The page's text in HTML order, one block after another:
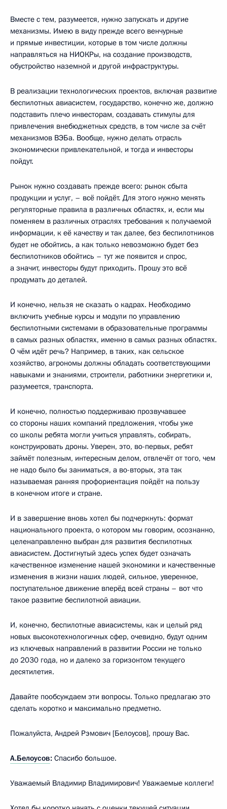
Вместе с тем, разумеется, нужно запускать и другие
механизмы. Имею в виду прежде всего венчурные
и прямые инвестиции, которые в том числе должны
направляться на НИОКРы, на создание производств,
обустройство наземной и другой инфраструктуры.
В реализации технологических проектов, включая развитие
беспилотных авиасистем, государство, конечно же, должно
подставить плечо инвесторам, создавать стимулы для
привлечения внебюджетных средств, в том числе за счёт
механизмов ВЭБа. Вообще, нужно делать отрасль
экономически привлекательной, и тогда и инвесторы
пойдут.
Рынок нужно создавать прежде всего: рынок сбыта
продукции и услуг, – всё пойдёт. Для этого нужно менять
регуляторные правила в различных областях, и, если мы
поменяем в различных отраслях требования к получаемой
информации, к её качеству и так далее, без беспилотников
будет не обойтись, а как только невозможно будет без
беспилотников обойтись – тут же появится и спрос,
а значит, инвесторы будут приходить. Прошу это всё
продумать до деталей.
И конечно, нельзя не сказать о кадрах. Необходимо
включить учебные курсы и модули по управлению
беспилотными системами в образовательные программы
в самых разных областях, именно в самых разных областях.
О чём идёт речь? Например, в таких, как сельское
хозяйство, агрономы должны обладать соответствующими
навыками и знаниями, строители, работники энергетики и,
разумеется, транспорта.
И конечно, полностью поддерживаю прозвучавшее
со стороны наших компаний предложения, чтобы уже
со школы ребята могли учиться управлять, собирать,
конструировать дроны. Уверен, это, во-первых, ребят
займёт полезным, интересным делом, отвлечёт от того, чем
не надо было бы заниматься, а во-вторых, эта так
называемая ранняя профориентация пойдёт на пользу
в конечном итоге и стране.
И в завершение вновь хотел бы подчеркнуть: формат
национального проекта, о котором мы говорим, осознанно,
целенаправленно выбран для развития беспилотных
авиасистем. Достигнутый здесь успех будет означать
качественное изменение нашей экономики и качественные
изменения в жизни наших людей, сильное, уверенное,
поступательное движение вперёд всей страны – вот что
такое развитие беспилотной авиации.
И, конечно, беспилотные авиасистемы, как и целый ряд
новых высокотехнологичных сфер, очевидно, будут одним
из ключевых направлений в развитии России не только
до 2030 года, но и далеко за горизонтом текущего
десятилетия.
Давайте пообсуждаем эти вопросы. Только предлагаю это
сделать коротко и максимально предметно.
Пожалуйста, Андрей Рэмович [Белоусов], прошу Вас.
А.Белоусов: Спасибо большое.
Уважаемый Владимир Владимирович! Уважаемые коллеги!